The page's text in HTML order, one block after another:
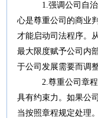
1.强调公司自治原
心是尊重公司的商业
才能启动司法程序。
最大限度赋予公司内
于公司发展需要而调
2.尊重公司章程的
具有约束力。如果公
当按照章程规定处理